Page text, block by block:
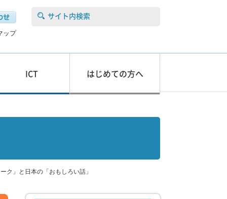
サイト内検索
ップ
ICT はじめての方へ
」と日本の「おもしろい話」